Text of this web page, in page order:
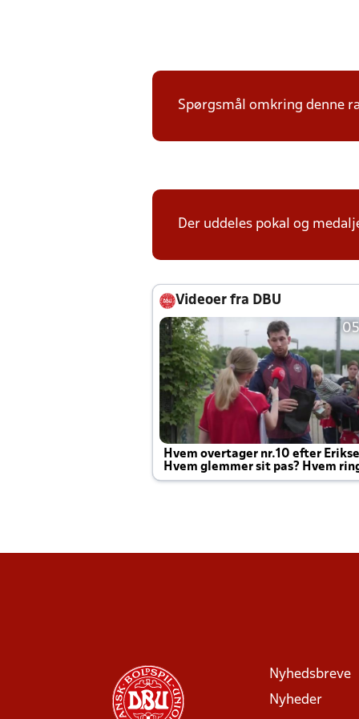
Spørgsmål omkring denne
Der uddeles pokal og
Videoer fra DBU
Hvem overtager nr.10 efter
Hvem glemmer sit pas? Hvem
Joachim altid til efter kampe?
Nyhedsbreve
Nyheder